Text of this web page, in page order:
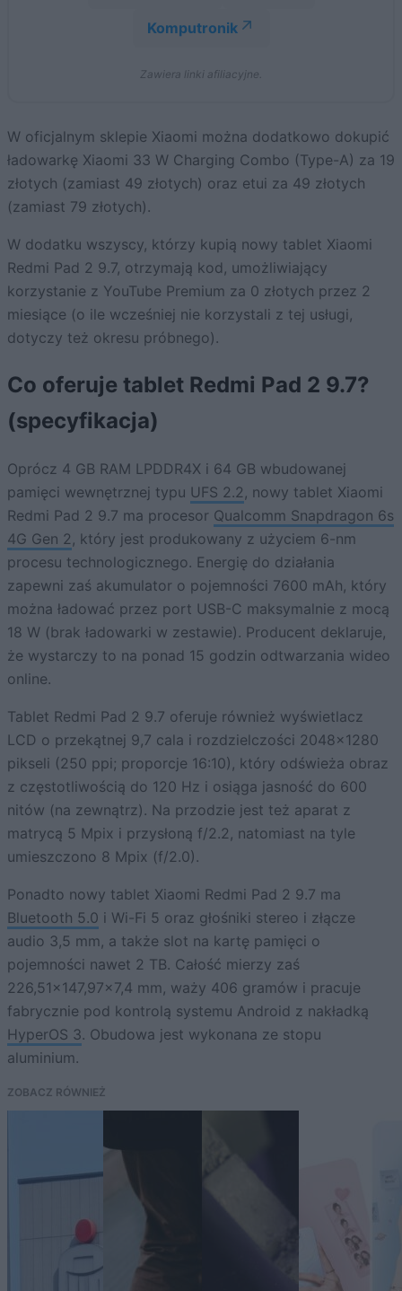
Komputronik
Zawiera linki afiliacyjne.
W oficjalnym sklepie Xiaomi można dodatkowo dokupić
ładowarkę Xiaomi 33 W Charging Combo (Type-A) za 19
złotych (zamiast 49 złotych) oraz etui za 49 złotych
(zamiast 79 złotych).
W dodatku wszyscy, którzy kupią nowy tablet Xiaomi
Redmi Pad 2 9.7, otrzymają kod, umożliwiający
korzystanie z YouTube Premium za 0 złotych przez 2
miesiące (o ile wcześniej nie korzystali z tej usługi,
dotyczy też okresu próbnego).
Co oferuje tablet Redmi Pad 2 9.7?
(specyfikacja)
Oprócz 4 GB RAM LPDDR4X i 64 GB wbudowanej
pamięci wewnętrznej typu UFS 2.2 , nowy tablet Xiaomi
Redmi Pad 2 9.7 ma procesor Qualcomm Snapdragon 6s
4G Gen 2 , który jest produkowany z użyciem 6-nm
procesu technologicznego. Energię do działania
zapewni zaś akumulator o pojemności 7600 mAh, który
można ładować przez port USB-C maksymalnie z mocą
18 W (brak ładowarki w zestawie). Producent deklaruje,
że wystarczy to na ponad 15 godzin odtwarzania wideo
online.
Tablet Redmi Pad 2 9.7 oferuje również wyświetlacz
LCD o przekątnej 9,7 cala i rozdzielczości 2048×1280
pikseli (250 ppi; proporcje 16:10), który odświeża obraz
z częstotliwością do 120 Hz i osiąga jasność do 600
nitów (na zewnątrz). Na przodzie jest też aparat z
matrycą 5 Mpix i przysłoną f/2.2, natomiast na tyle
umieszczono 8 Mpix (f/2.0).
Ponadto nowy tablet Xiaomi Redmi Pad 2 9.7 ma
Bluetooth 5.0 i Wi-Fi 5 oraz głośniki stereo i złącze
audio 3,5 mm, a także slot na kartę pamięci o
pojemności nawet 2 TB. Całość mierzy zaś
226,51×147,97×7,4 mm, waży 406 gramów i pracuje
fabrycznie pod kontrolą systemu Android z nakładką
HyperOS 3. Obudowa jest wykonana ze stopu
aluminium.
ZOBACZ RÓWNIEŻ